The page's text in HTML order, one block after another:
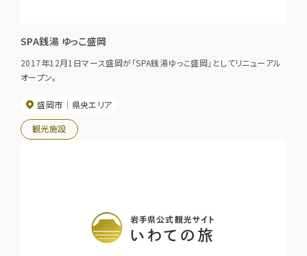
SPA銭湯 ゆっこ盛岡
2017年12月1日マース盛岡が「SPA銭湯ゆっこ盛岡」としてリニューアル
オープン。
盛岡市 県央エリア
観光施設